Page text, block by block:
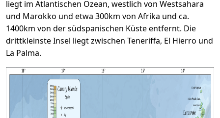
liegt im Atlantischen Ozean, westlich von Westsahara
und Marokko und etwa 300km von Afrika und ca.
1400km von der südspanischen Küste entfernt. Die
drittkleinste Insel liegt zwischen Teneriffa, El Hierro und
La Palma.